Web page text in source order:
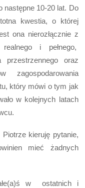
następne 10-20 lat. Do
kwestia, o której
ona nierozłącznie z
i pełnego,
przestrzennego oraz
zagospodarowania
który mówi o tym jak
w kolejnych latach
kieruję pytanie,
mieć żadnych
w ostatnich i